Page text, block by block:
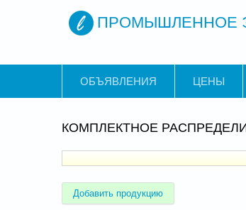
ПРОМЫШЛЕННОЕ
ОБЪЯВЛЕНИЯ ЦЕНЫ
КОМПЛЕКТНОЕ
Добавить продукцию